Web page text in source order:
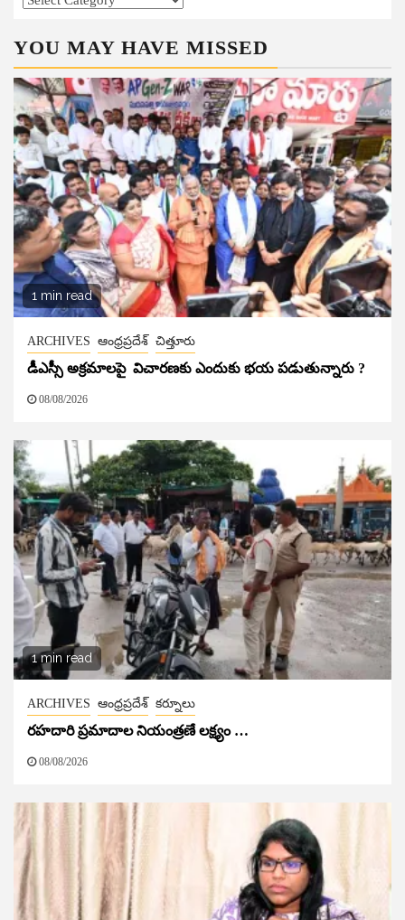
YOU MAY HAVE MISSED
1 min read
ARCHIVES ఆంధ్రప్రదేశ్ చిత్తూరు
డీఎస్సీ అక్రమాలపై విచారణకు ఎందుకు భయ పడుతున్నారు ?
08/08/2026
1 min read
ARCHIVES ఆంధ్రప్రదేశ్ కర్నూలు
రహదారి ప్రమాదాల నియంత్రణే లక్ష్యం …
08/08/2026